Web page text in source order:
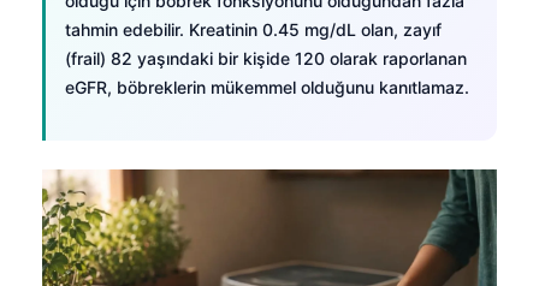
tahmin edebilir. Kreatinin 0.45 mg/dL olan, zayıf
(frail) 82 yaşındaki bir kişide 120 olarak raporlanan
eGFR, böbreklerin mükemmel olduğunu kanıtlamaz.
Tiếng Việt
Tagalog
ភាសាខ្មែរ
Kiswahili
አማርኛ